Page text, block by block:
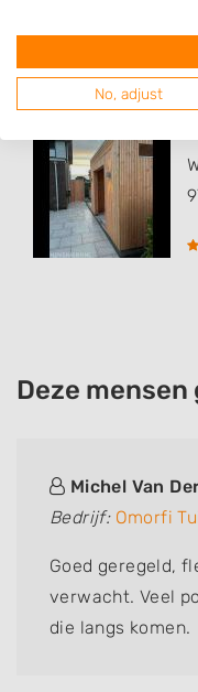
Populaire
Deze
Michel Van
Bedrijf: Omorfi
Goed geregeld,
verwacht. Veel
die langs komen.
No, adjust